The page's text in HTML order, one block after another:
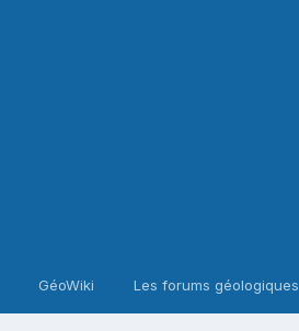
GéoWiki Les forums géologiques